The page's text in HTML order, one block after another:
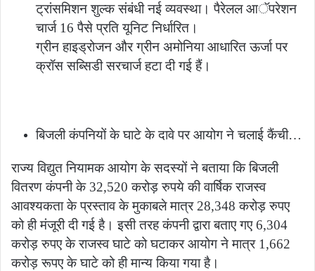
ट्रांसमिशन शुल्क संबंधी नई व्यवस्था। पैरेलल आॅपरेशन
चार्ज 16 पैसे प्रति यूनिट निर्धारित।
ग्रीन हाइड्रोजन और ग्रीन अमोनिया आधारित ऊर्जा पर
क्रॉस सब्सिडी सरचार्ज हटा दी गई हैं।
बिजली कंपनियों के घाटे के दावे पर आयोग ने चलाई कैंची…
राज्य विद्युत नियामक आयोग के सदस्यों ने बताया कि बिजली
वितरण कंपनी के 32,520 करोड़ रुपये की वार्षिक राजस्व
आवश्यकता के प्रस्ताव के मुकाबले मात्र 28,348 करोड़ रुपए
को ही मंजूरी दी गई है। इसी तरह कंपनी द्वारा बताए गए 6,304
करोड़ रुपए के राजस्व घाटे को घटाकर आयोग ने मात्र 1,662
करोड़ रूपए के घाटे को ही मान्य किया गया है।